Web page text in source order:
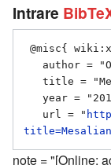
Intrare
   url = "
note = "[Online;